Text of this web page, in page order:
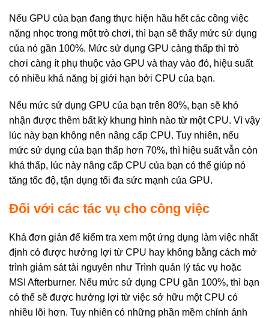
Nếu GPU của bạn đang thực hiện hầu hết các công việc
nặng nhọc trong một trò chơi, thì bạn sẽ thấy mức sử dụng
của nó gần 100%. Mức sử dụng GPU càng thấp thì trò
chơi càng ít phụ thuộc vào GPU và thay vào đó, hiệu suất
có nhiều khả năng bị giới hạn bởi CPU của bạn.
Nếu mức sử dụng GPU của bạn trên 80%, bạn sẽ khó
nhận được thêm bất kỳ khung hình nào từ một CPU. Vì vậy
lúc này bạn không nên nâng cấp CPU. Tuy nhiên, nếu
mức sử dụng của bạn thấp hơn 70%, thì hiệu suất vẫn còn
khá thấp, lúc này nâng cấp CPU của bạn có thể giúp nó
tăng tốc độ, tận dụng tối đa sức mạnh của GPU.
Đối với các tác vụ cho công việc
Khá đơn giản để kiểm tra xem một ứng dụng làm việc nhất
định có được hưởng lợi từ CPU hay không bằng cách mở
trình giám sát tài nguyên như Trình quản lý tác vụ hoặc
MSI Afterburner. Nếu mức sử dụng CPU gần 100%, thì bạn
có thể sẽ được hưởng lợi từ việc sở hữu một CPU có
nhiều lõi hơn. Tuy nhiên có những phần mềm chỉnh ảnh